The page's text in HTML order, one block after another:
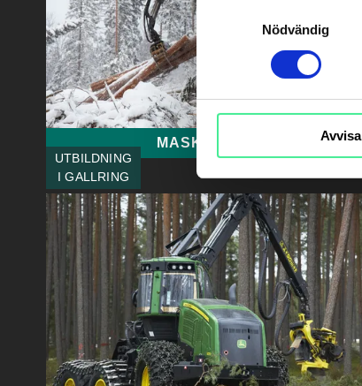
Samtyckesval
Nödvändig
Avvisa
MASKINTEKNIK
UTBILDNING
I GALLRING